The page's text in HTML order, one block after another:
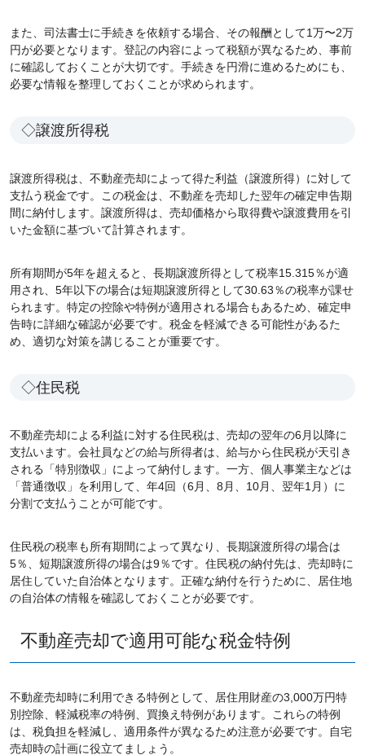
また、司法書士に手続きを依頼する場合、その報酬として1万〜2万
円が必要となります。登記の内容によって税額が異なるため、事前
に確認しておくことが大切です。手続きを円滑に進めるためにも、
必要な情報を整理しておくことが求められます。
◇譲渡所得税
譲渡所得税は、不動産売却によって得た利益（譲渡所得）に対して
支払う税金です。この税金は、不動産を売却した翌年の確定申告期
間に納付します。譲渡所得は、売却価格から取得費や譲渡費用を引
いた金額に基づいて計算されます。
所有期間が5年を超えると、長期譲渡所得として税率15.315％が適
用され、5年以下の場合は短期譲渡所得として30.63％の税率が課せ
られます。特定の控除や特例が適用される場合もあるため、確定申
告時に詳細な確認が必要です。税金を軽減できる可能性があるた
め、適切な対策を講じることが重要です。
◇住民税
不動産売却による利益に対する住民税は、売却の翌年の6月以降に
支払います。会社員などの給与所得者は、給与から住民税が天引き
される「特別徴収」によって納付します。一方、個人事業主などは
「普通徴収」を利用して、年4回（6月、8月、10月、翌年1月）に
分割で支払うことが可能です。
住民税の税率も所有期間によって異なり、長期譲渡所得の場合は
5％、短期譲渡所得の場合は9％です。住民税の納付先は、売却時に
居住していた自治体となります。正確な納付を行うために、居住地
の自治体の情報を確認しておくことが必要です。
不動産売却で適用可能な税金特例
不動産売却時に利用できる特例として、居住用財産の3,000万円特
別控除、軽減税率の特例、買換え特例があります。これらの特例
は、税負担を軽減し、適用条件が異なるため注意が必要です。自宅
売却時の計画に役立てましょう。